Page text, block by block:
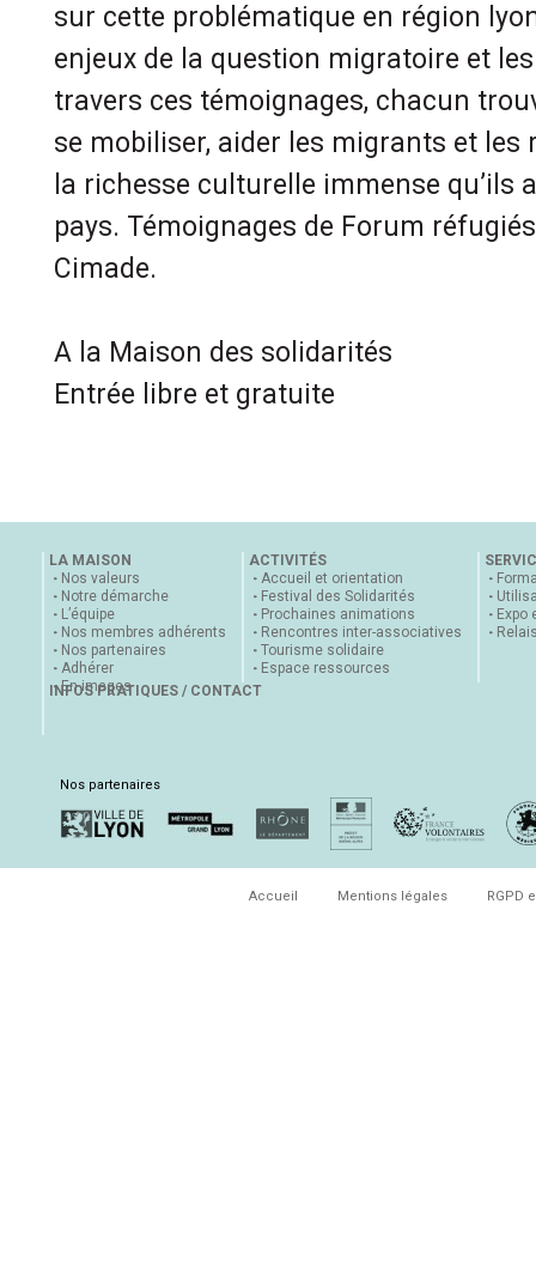
sur cette problématique en région
enjeux de la question migratoire et
travers ces témoignages, chacun
se mobiliser, aider les migrants et les
la richesse culturelle immense qu’ils
pays. Témoignages de Forum
Cimade.
A la Maison des solidarités
Entrée libre et gratuite
LA MAISON
Nos valeurs
Notre démarche
L’équipe
Nos membres adhérents
Nos partenaires
Adhérer
En images
ACTIVITÉS
Accueil et orientation
Festival des Solidarités
Prochaines animations
Rencontres inter-associatives
Tourisme solidaire
Espace ressources
Expo
INFOS PRATIQUES / CONTACT
Nos partenaires
Accueil Mentions légales RGPD